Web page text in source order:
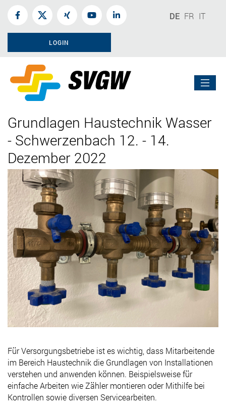
DE FR IT
LOGIN
Grundlagen Haustechnik Wasser
- Schwerzenbach 12. - 14.
Dezember 2022
Für Versorgungsbetriebe ist es wichtig, dass Mitarbeitende
im Bereich Haustechnik die Grundlagen von Installationen
verstehen und anwenden können. Beispielsweise für
einfache Arbeiten wie Zähler montieren oder Mithilfe bei
Kontrollen sowie diversen Servicearbeiten.